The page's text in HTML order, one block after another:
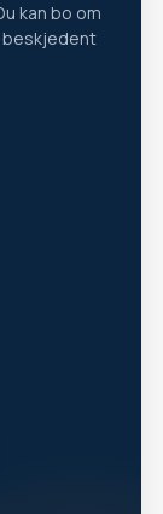
kan bo om
beskjedent